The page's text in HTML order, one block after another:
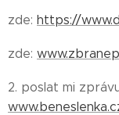
zde: https://
zde:
2. poslat mi